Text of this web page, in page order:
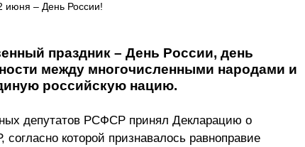
июня – День России!
праздник – День России, день
между многочисленными народами и
российскую нацию.
депутатов РСФСР принял Декларацию о
которой признавалось равноправие